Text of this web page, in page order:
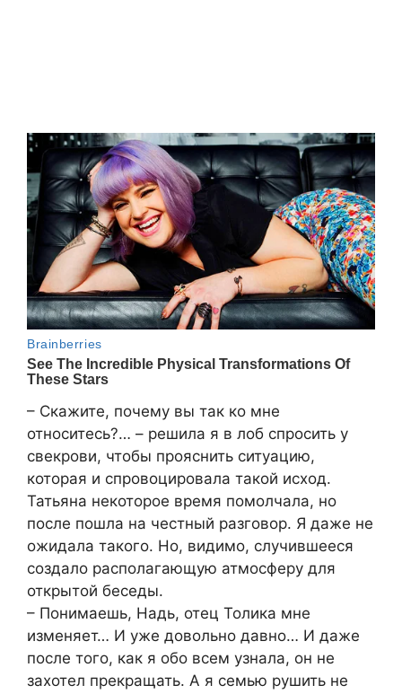
– Скажите, почему вы так ко мне
относитесь?… – решила я в лоб спросить у
свекрови, чтобы прояснить ситуацию,
которая и спровоцировала такой исход.
Татьяна некоторое время помолчала, но
после пошла на честный разговор. Я даже не
ожидала такого. Но, видимо, случившееся
создало располагающую атмосферу для
открытой беседы.
– Понимаешь, Надь, отец Толика мне
изменяет… И уже довольно давно… И даже
после того, как я обо всем узнала, он не
захотел прекращать. А я семью рушить не